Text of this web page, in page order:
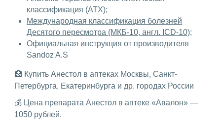
классификация (ATX);
Международная классификация болезней
Десятого пересмотра (МКБ-10, англ. ICD-10);
Официальная инструкция от производителя
Sandoz A.S
🏥 Купить Анестол в аптеках Москвы, Санкт-
Петербурга, Екатеринбурга и др. городах России
💰 Цена препарата Анестол в аптеке «Авалон» —
1050 рублей.